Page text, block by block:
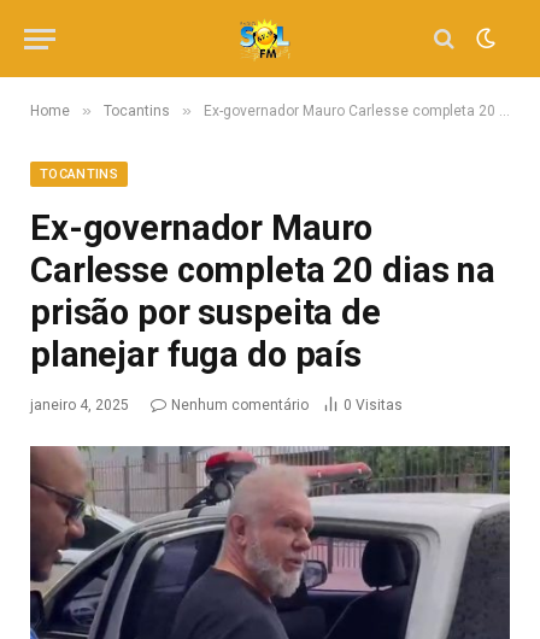
Home » Tocantins » Ex-governador Mauro Carlesse completa 20 dias na prisão por suspeita de planejar fuga do país
TOCANTINS
Ex-governador Mauro
Carlesse completa 20 dias na
prisão por suspeita de
planejar fuga do país
janeiro 4, 2025 Nenhum comentário 0 Visitas